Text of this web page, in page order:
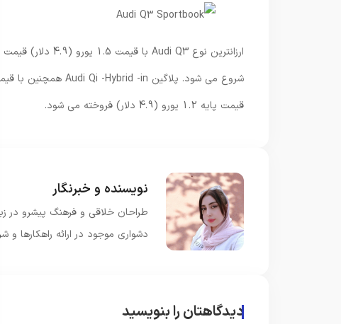
قیمت پایه 1.2 یورو (4.9 دلار) فروخته می شود.
نویسنده و خبرنگار
طراحان خلاقی و فرهنگ پیشرو در
دشواری موجود در ارائه راهکارها
دیدگاهتان را بنویسید